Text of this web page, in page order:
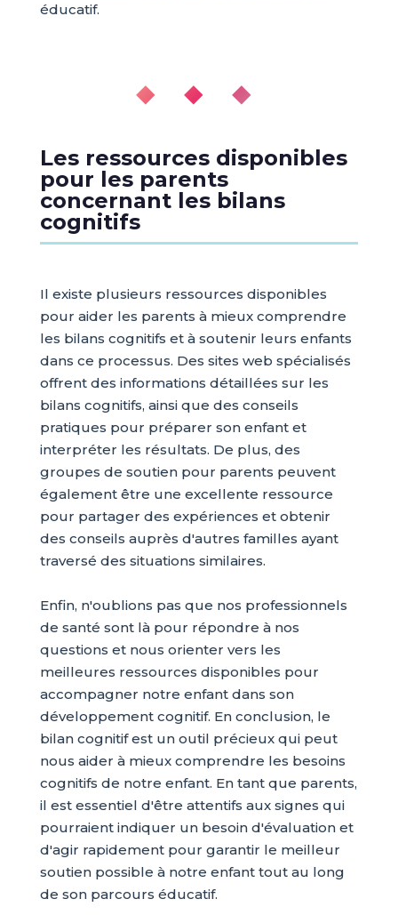
éducatif.
◆ ◆ ◆
Les ressources disponibles
pour les parents
concernant les bilans
cognitifs
Il existe plusieurs ressources disponibles
pour aider les parents à mieux comprendre
les bilans cognitifs et à soutenir leurs enfants
dans ce processus. Des sites web spécialisés
offrent des informations détaillées sur les
bilans cognitifs, ainsi que des conseils
pratiques pour préparer son enfant et
interpréter les résultats. De plus, des
groupes de soutien pour parents peuvent
également être une excellente ressource
pour partager des expériences et obtenir
des conseils auprès d'autres familles ayant
traversé des situations similaires.
Enfin, n'oublions pas que nos professionnels
de santé sont là pour répondre à nos
questions et nous orienter vers les
meilleures ressources disponibles pour
accompagner notre enfant dans son
développement cognitif. En conclusion, le
bilan cognitif est un outil précieux qui peut
nous aider à mieux comprendre les besoins
cognitifs de notre enfant. En tant que parents,
il est essentiel d'être attentifs aux signes qui
pourraient indiquer un besoin d'évaluation et
d'agir rapidement pour garantir le meilleur
soutien possible à notre enfant tout au long
de son parcours éducatif.